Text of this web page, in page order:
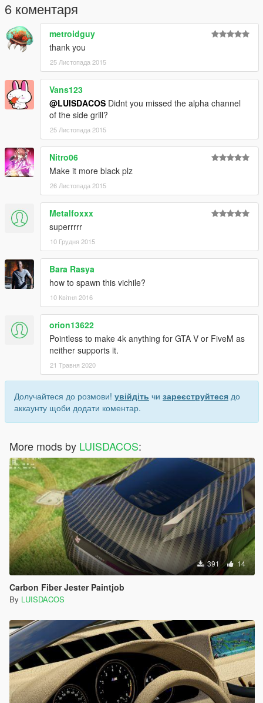
6 коментаря
metroidguy
thank you
25 Листопада 2015
Vans123
@LUISDACOS Didnt you missed the alpha channel
of the side grill?
25 Листопада 2015
Nitro06
Make it more black plz
26 Листопада 2015
Metalfoxxx
superrrrr
10 Грудня 2015
Bara Rasya
how to spawn this vichile?
10 Квітня 2016
orion13622
Pointless to make 4k anything for GTA V or FiveM as
neither supports it.
21 Травня 2020
Долучайтеся до розмови! увійдіть чи зареєструйтеся до
аккаунту щоби додати коментар.
More mods by LUISDACOS:
391 14
Carbon Fiber Jester Paintjob
By LUISDACOS